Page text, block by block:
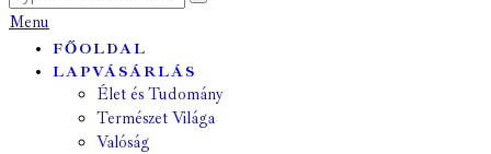
Menu
FŐOLDAL
LAPVÁSÁRLÁS
Élet és Tudomány
Természet Világa
Valóság